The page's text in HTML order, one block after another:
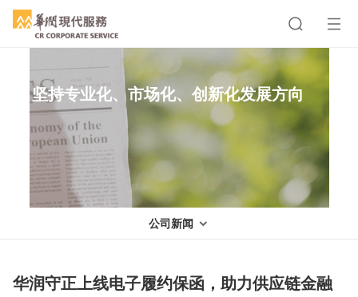
坚持专业化、市场化、创新化发展方向
公司新闻
华润守正上线电子履约保函，助力供应链金融